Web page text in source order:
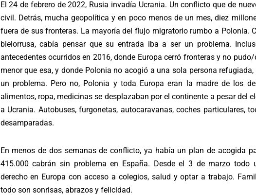
El 24 de febrero de 2022, Rusia invadía Ucrania. Un conflicto que de
civil. Detrás, mucha geopolítica y en poco menos de un mes, diez
fuera de sus fronteras. La mayoría del flujo migratorio rumbo a Polonia.
bielorrusa, cabía pensar que su entrada iba a ser un problema.
antecedentes ocurridos en 2016, donde Europa cerró fronteras y no
menor que esa, y donde Polonia no acogió a una sola persona
un problema. Pero no, Polonia y toda Europa eran la madre de los
alimentos, ropa, medicinas se desplazaban por el continente a pesar del
a Ucrania. Autobuses, furgonetas, autocaravanas, coches particulares,
desamparadas.
En menos de dos semanas de conflicto, ya había un plan de acogida
415.000 cabrán sin problema en España. Desde el 3 de marzo todo
derecho en Europa con acceso a colegios, salud y optar a trabajo.
todo son sonrisas, abrazos y felicidad.